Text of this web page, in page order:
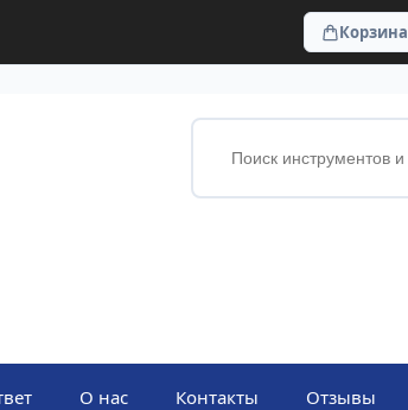
Корзина
О нас Контакты Отзывы